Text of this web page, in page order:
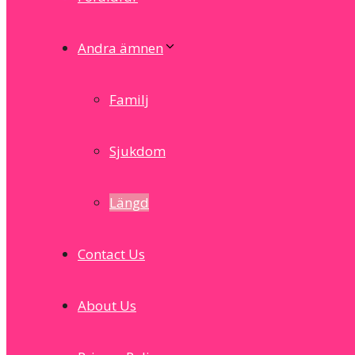
Andra ämnen
Familj
Sjukdom
Längd
Contact Us
About Us